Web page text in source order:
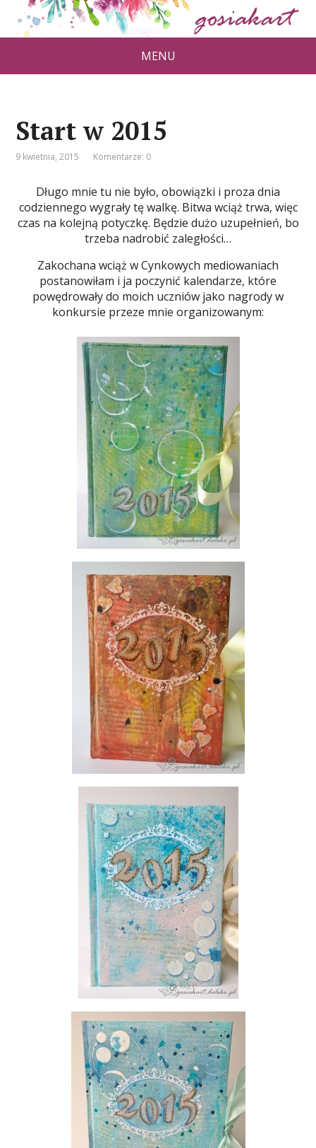
MENU
Start w 2015
9 kwietnia, 2015 Komentarze: 0
Długo mnie tu nie było, obowiązki i proza dnia
codziennego wygrały tę walkę. Bitwa wciąż trwa, więc
czas na kolejną potyczkę. Będzie dużo uzupełnień, bo
trzeba nadrobić zaległości…
Zakochana wciąż w Cynkowych mediowaniach
postanowiłam i ja poczynić kalendarze, które
powędrowały do moich uczniów jako nagrody w
konkursie przeze mnie organizowanym: